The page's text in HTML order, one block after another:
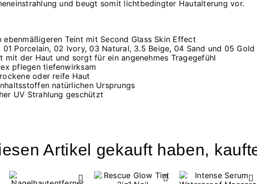
und beugt somit lichtbedingter Hautalterung vor.
Teint mit Second Glass Skin Effect
Porcelain, 02 Ivory, 03 Natural, 3.5 Beige, 04 Sand und 05 Gold
der Haut und sorgt für ein angenehmes Tragegefühl
pflegen tiefenwirksam
oder reife Haut
natürlichen Ursprungs
UV Strahlung geschützt
Artikel gekauft haben,